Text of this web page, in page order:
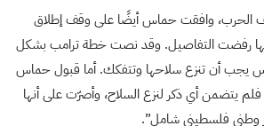
الحرب، وافقت حماس أيضًا على وقف إطلاق
رفضت التفاصيل. وقد نصت خطة ترامب بشكل
يجب أن تنزع سلاحها وتتفكك. أما قبول حماس
فلم يتضمن أي ذكر لنزع السلاح، وأصرّت على أنها
وطني فلسطيني شامل”.